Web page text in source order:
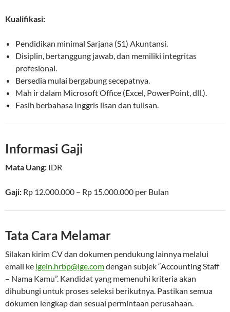
Kualifikasi:
Pendidikan minimal Sarjana (S1) Akuntansi.
Disiplin, bertanggung jawab, dan memiliki integritas
profesional.
Bersedia mulai bergabung secepatnya.
Mah ir dalam Microsoft Office (Excel, PowerPoint, dll.).
Fasih berbahasa Inggris lisan dan tulisan.
Informasi Gaji
Mata Uang: IDR
Gaji: Rp 12.000.000 – Rp 15.000.000 per Bulan
Tata Cara Melamar
Silakan kirim CV dan dokumen pendukung lainnya melalui
email ke lgein.hrbp@lge.comdengan subjek “Accounting Staff
– Nama Kamu”. Kandidat yang memenuhi kriteria akan
dihubungi untuk proses seleksi berikutnya. Pastikan semua
dokumen lengkap dan sesuai permintaan perusahaan.